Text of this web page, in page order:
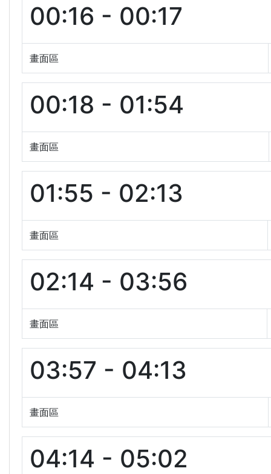
00:16 - 00:17
畫面區
00:18 - 01:54
畫面區
01:55 - 02:13
畫面區
02:14 - 03:56
畫面區
03:57 - 04:13
畫面區
04:14 - 05:02